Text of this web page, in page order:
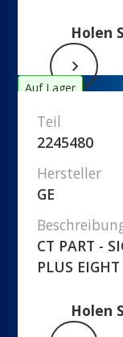
Holen
Auf Lager
Teil
2245480
Hersteller
GE
CT PART -
PLUS
Holen